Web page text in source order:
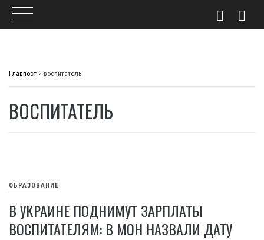
Главпост > воспитатель
ВОСПИТАТЕЛЬ
ОБРАЗОВАНИЕ
В УКРАИНЕ ПОДНИМУТ ЗАРПЛАТЫ
ВОСПИТАТЕЛЯМ: В МОН НАЗВАЛИ ДАТУ